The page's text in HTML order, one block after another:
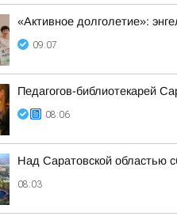
«Активное долголетие»:
09:07
Педагогов-библиотекарей
08:06
Над Саратовской областью
08:03